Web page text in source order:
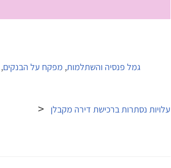
גמל פנסיה והשתלמות, מפקח על הבנקים,
עלויות נסתרות ברכישת דירה מקבלן